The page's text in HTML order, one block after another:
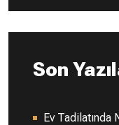
Son
Ev Tadilatında